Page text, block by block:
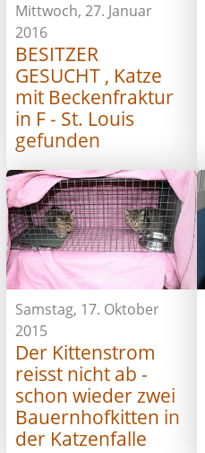
Mittwoch, 27. Januar
2016
BESITZER
GESUCHT , Katze
mit Beckenfraktur
in F - St. Louis
gefunden
Samstag, 17. Oktober
2015
Der Kittenstrom
reisst nicht ab -
schon wieder zwei
Bauernhofkitten in
der Katzenfalle